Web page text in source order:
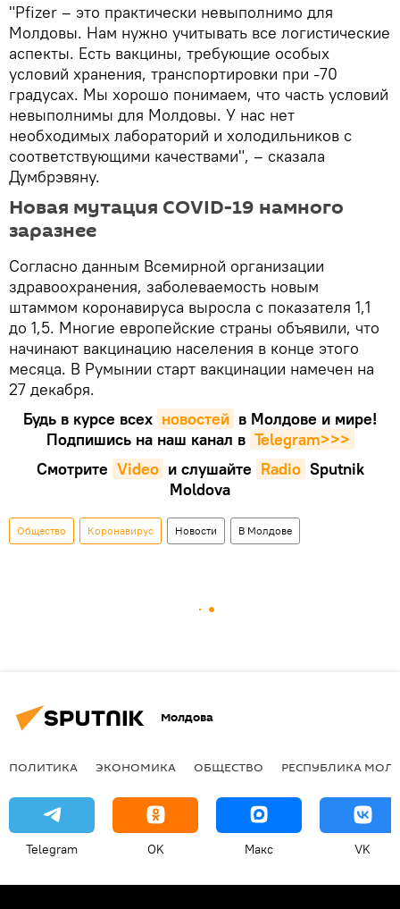
"Pfizer – это практически невыполнимо для
Молдовы. Нам нужно учитывать все логистические
аспекты. Есть вакцины, требующие особых
условий хранения, транспортировки при -70
градусах. Мы хорошо понимаем, что часть условий
невыполнимы для Молдовы. У нас нет
необходимых лабораторий и холодильников с
соответствующими качествами", – сказала
Думбрэвяну.
Новая мутация COVID-19 намного
заразнее
Согласно данным Всемирной организации
здравоохранения, заболеваемость новым
штаммом коронавируса выросла с показателя 1,1
до 1,5. Многие европейские страны объявили, что
начинают вакцинацию населения в конце этого
месяца. В Румынии старт вакцинации намечен на
27 декабря.
Будь в курсе всех новостей в Молдове и мире!
Подпишись на наш канал в Telegram>>>
Смотрите Video и слушайте Radio Sputnik
Moldova
Общество Коронавирус Новости В Молдове
Молдова
ПОЛИТИКА ЭКОНОМИКА ОБЩЕСТВО РЕСПУБЛИКА
Telegram OK Макс VK